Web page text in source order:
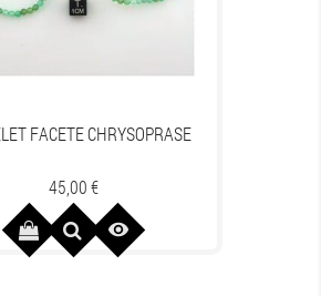
FACETE CHRYSOPRASE
Prix
45,00 €
